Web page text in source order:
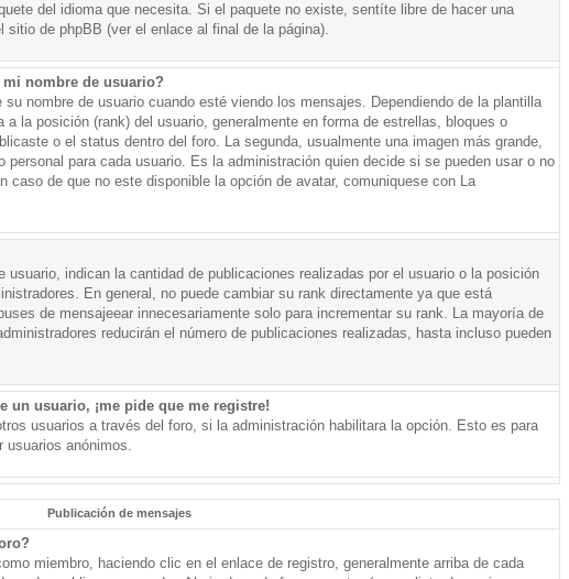
del idioma que necesita. Si el paquete no existe, sentíte libre de hacer una
de phpBB (ver el enlace al final de la página).
nombre de usuario?
nombre de usuario cuando esté viendo los mensajes. Dependiendo de la plantilla
la posición (rank) del usuario, generalmente en forma de estrellas, bloques o
o el status dentro del foro. La segunda, usualmente una imagen más grande,
para cada usuario. Es la administración quien decide si se pueden usar o no
caso de que no este disponible la opción de avatar, comuniquese con La
usuario, indican la cantidad de publicaciones realizadas por el usuario o la posición
En general, no puede cambiar su rank directamente ya que está
de mensajeear innecesariamente solo para incrementar su rank. La mayoría de
reducirán el número de publicaciones realizadas, hasta incluso pueden
un usuario, ¡me pide que me registre!
usuarios a través del foro, si la administración habilitara la opción. Esto es para
usuarios anónimos.
Publicación de mensajes
miembro, haciendo clic en el enlace de registro, generalmente arriba de cada